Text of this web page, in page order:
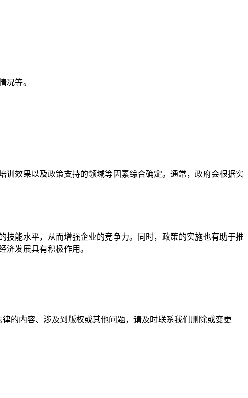
况等。
效果以及政策支持的领域等因素综合确定。通常，政府会根据实
能水平，从而增强企业的竞争力。同时，政策的实施也有助于推
发展具有积极作用。
的内容、涉及到版权或其他问题，请及时联系我们删除或变更